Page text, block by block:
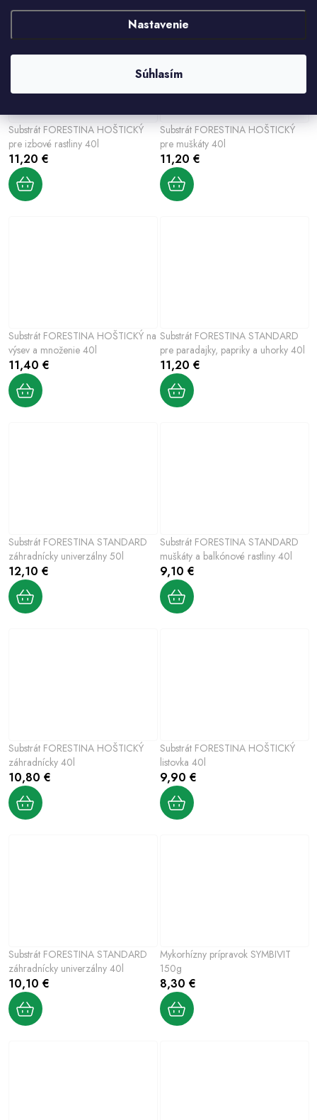
Nastavenie
Súhlasím
Substrát FORESTINA HOŠTICKÝ
pre izbové rastliny 40l
11,20 €
Substrát FORESTINA HOŠTICKÝ
pre muškáty 40l
11,20 €
Substrát FORESTINA HOŠTICKÝ na
výsev a množenie 40l
11,40 €
Substrát FORESTINA STANDARD
pre paradajky, papriky a uhorky 40l
11,20 €
Substrát FORESTINA STANDARD
záhradnícky univerzálny 50l
12,10 €
Substrát FORESTINA STANDARD
muškáty a balkónové rastliny 40l
9,10 €
Substrát FORESTINA HOŠTICKÝ
záhradnícky 40l
10,80 €
Substrát FORESTINA HOŠTICKÝ
listovka 40l
9,90 €
Substrát FORESTINA STANDARD
záhradnícky univerzálny 40l
10,10 €
Mykorhízny prípravok SYMBIVIT
150g
8,30 €